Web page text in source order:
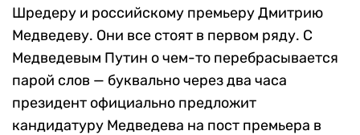
Шредеру и российскому премьеру Дмитрию
Медведеву. Они все стоят в первом ряду. С
Медведевым Путин о чем-то перебрасывается
парой слов — буквально через два часа
президент официально предложит
кандидатуру Медведева на пост премьера в